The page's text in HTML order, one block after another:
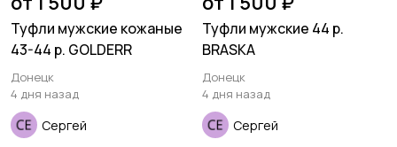
Туфли мужские кожаные
43-44 р. GOLDERR
Донецк
4 дня назад
Сергей
Туфли мужские 44 р.
BRASKA
Донецк
4 дня назад
Сергей